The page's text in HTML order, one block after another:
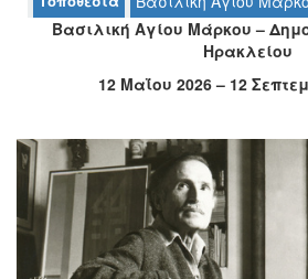
ΤΟΠΟΣ
ΠΟΛΙΤΙΣΜΟΣ
ΑΝΘΕΚΤΙΚΗ
ΠΟΛΗ
Βασιλική Αγίου Μάρκου –
Ηρακλείου
12 Μαΐου 2026 – 12